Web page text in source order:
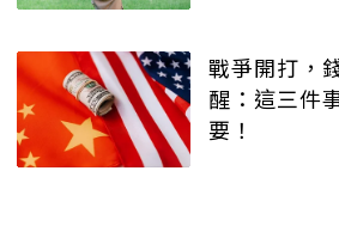
戰爭開打，
醒：這三件
要！